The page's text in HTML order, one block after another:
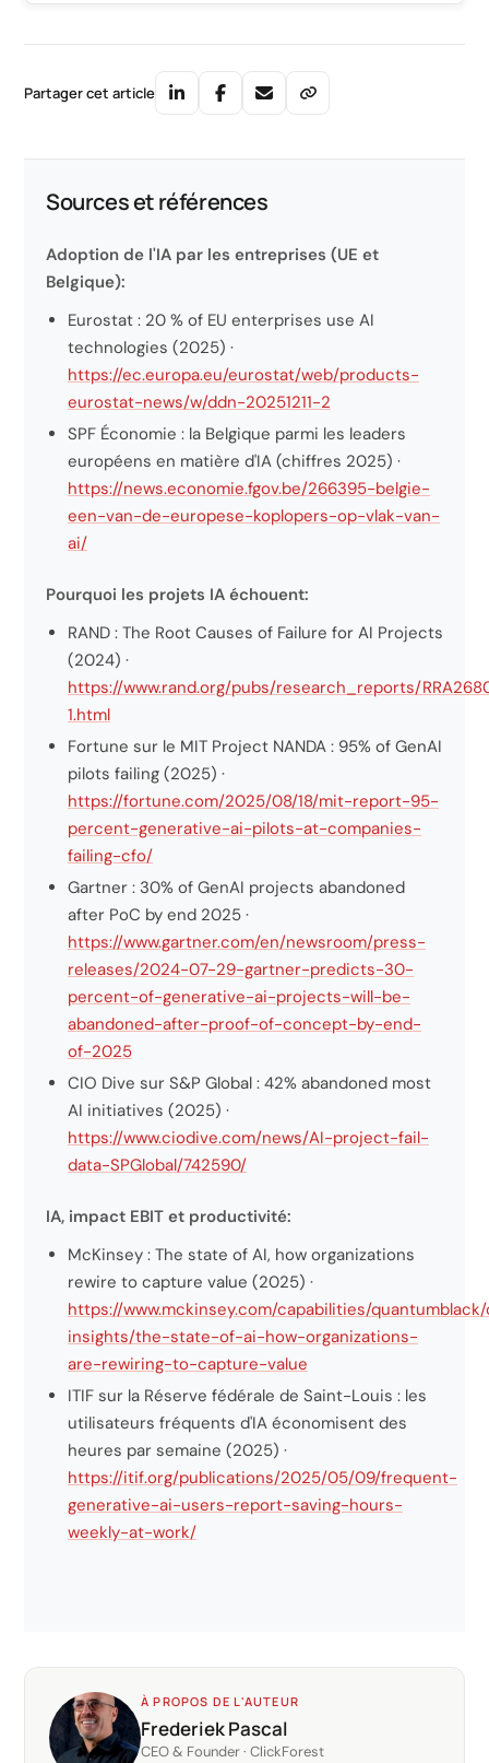
Partager cet article
Sources et références
Adoption de l'IA par les entreprises (UE et
Belgique):
Eurostat : 20 % of EU enterprises use AI
technologies (2025) ·
https://ec.europa.eu/eurostat/web/products-
eurostat-news/w/ddn-20251211-2
SPF Économie : la Belgique parmi les leaders
européens en matière d'IA (chiffres 2025) ·
https://news.economie.fgov.be/266395-belgie-
een-van-de-europese-koplopers-op-vlak-van-
ai/
Pourquoi les projets IA échouent:
RAND : The Root Causes of Failure for AI Projects
(2024) ·
https://www.rand.org/pubs/research_reports/
1.html
Fortune sur le MIT Project NANDA : 95% of GenAI
pilots failing (2025) ·
https://fortune.com/2025/08/18/mit-report-95-
percent-generative-ai-pilots-at-companies-
failing-cfo/
Gartner : 30% of GenAI projects abandoned
after PoC by end 2025 ·
https://www.gartner.com/en/newsroom/press-
releases/2024-07-29-gartner-predicts-30-
percent-of-generative-ai-projects-will-be-
abandoned-after-proof-of-concept-by-end-
of-2025
CIO Dive sur S&P Global : 42% abandoned most
AI initiatives (2025) ·
https://www.ciodive.com/news/AI-project-fail-
data-SPGlobal/742590/
IA, impact EBIT et productivité:
McKinsey : The state of AI, how organizations
rewire to capture value (2025) ·
https://www.mckinsey.com/capabilities/
insights/the-state-of-ai-how-organizations-
are-rewiring-to-capture-value
ITIF sur la Réserve fédérale de Saint-Louis : les
utilisateurs fréquents d'IA économisent des
heures par semaine (2025) ·
https://itif.org/publications/2025/05/09/frequent-
generative-ai-users-report-saving-hours-
weekly-at-work/
À PROPOS DE L'AUTEUR
Frederiek Pascal
CEO & Founder · ClickForest